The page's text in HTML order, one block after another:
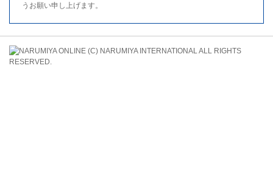
うお願い申し上げます。